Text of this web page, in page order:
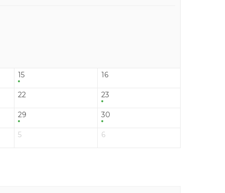
15 16
22 23
29 30
5 6